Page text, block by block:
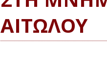
ΑΙΤΩΛΟΥ